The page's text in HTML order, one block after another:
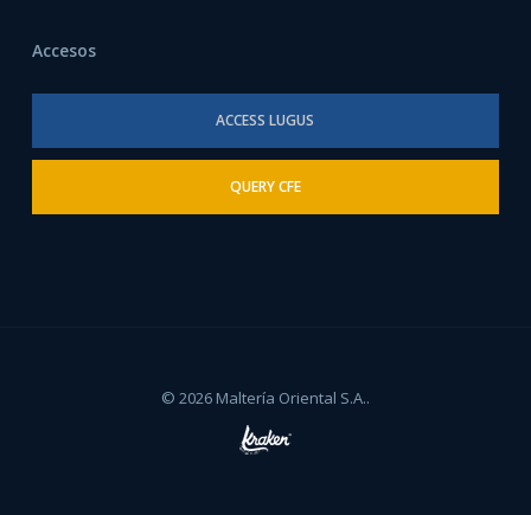
Accesos
ACCESS LUGUS
QUERY CFE
© 2026 Maltería Oriental S.A..